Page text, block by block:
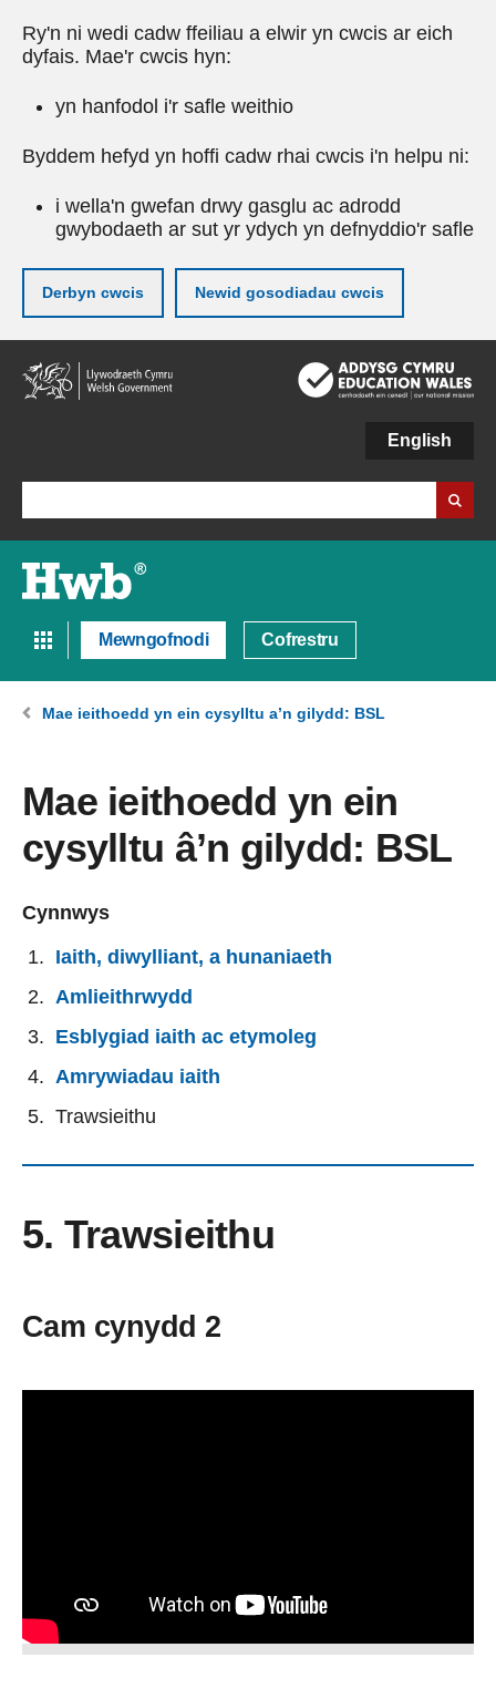
Ry'n ni wedi cadw ffeiliau a elwir yn cwcis ar eich
dyfais. Mae'r cwcis hyn:
yn hanfodol i'r safle weithio
Byddem hefyd yn hoffi cadw rhai cwcis i'n helpu ni:
i wella'n gwefan drwy gasglu ac adrodd
gwybodaeth ar sut yr ydych yn defnyddio'r safle
Derbyn cwcis Newid gosodiadau cwcis
Neidio
i'r
prif
English
Mewngofnodi Cofrestru
Mae ieithoedd yn ein cysylltu a’n gilydd: BSL
Mae ieithoedd yn ein
cysylltu â’n gilydd: BSL
Cynnwys
Iaith, diwylliant, a hunaniaeth
Amlieithrwydd
Esblygiad iaith ac etymoleg
Amrywiadau iaith
Trawsieithu
5. Trawsieithu
Cam cynydd 2